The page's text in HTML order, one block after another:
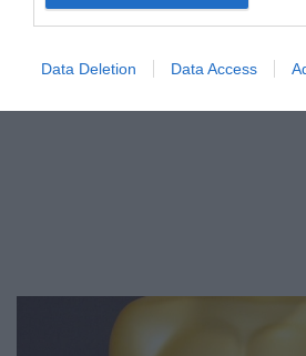
Data Deletion Data Access